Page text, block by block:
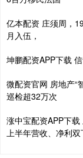
亿本配资 庄须周，
月入伍，
坤鹏配资APP下载
微配资官网 房地产“
巡检超32万次
涨中宝配资APP下
上半年营收、净利